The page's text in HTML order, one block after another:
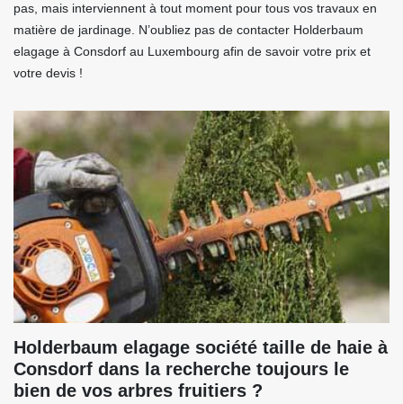
pas, mais interviennent à tout moment pour tous vos travaux en
matière de jardinage. N’oubliez pas de contacter Holderbaum
elagage à Consdorf au Luxembourg afin de savoir votre prix et
votre devis !
Holderbaum elagage société taille de haie à
Consdorf dans la recherche toujours le
bien de vos arbres fruitiers ?